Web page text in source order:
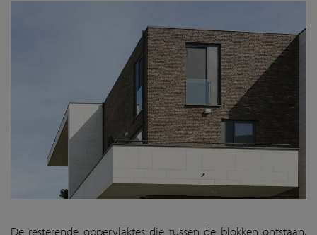
De resterende oppervlaktes die tussen de blokken ontstaan,